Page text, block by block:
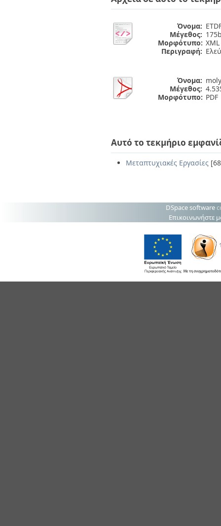
Όνομα:
Μέγεθος:
Μορφότυπο: XML
Περιγραφή:
Όνομα:
Μέγεθος:
Μορφότυπο: PDF
Αυτό το τεκμήριο
Μεταπτυχιακές Εργασίες
DSpace software
Επικοινωνήστε